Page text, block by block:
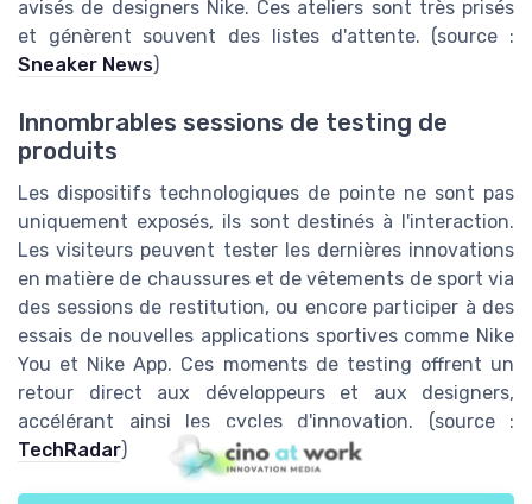
avisés de designers Nike. Ces ateliers sont très prisés
et génèrent souvent des listes d'attente. (source :
Sneaker News)
Innombrables sessions de testing de
produits
Les dispositifs technologiques de pointe ne sont pas
uniquement exposés, ils sont destinés à l'interaction.
Les visiteurs peuvent tester les dernières innovations
en matière de chaussures et de vêtements de sport via
des sessions de restitution, ou encore participer à des
essais de nouvelles applications sportives comme Nike
You et Nike App. Ces moments de testing offrent un
retour direct aux développeurs et aux designers,
accélérant ainsi les cycles d'innovation. (source :
TechRadar)